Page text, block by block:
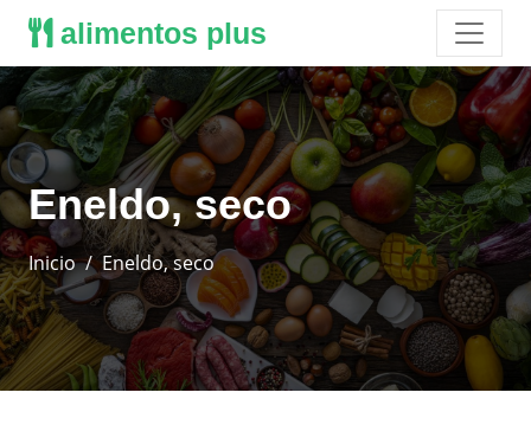
alimentos plus
Eneldo, seco
Inicio Eneldo, seco